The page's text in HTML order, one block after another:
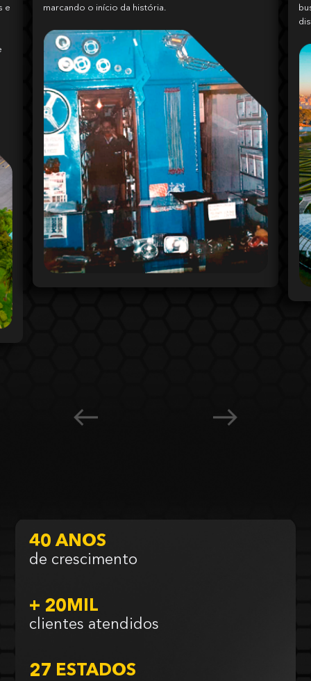
e
marcando o início da história.
40 ANOS
de crescimento
+ 20MIL
clientes atendidos
27 ESTADOS